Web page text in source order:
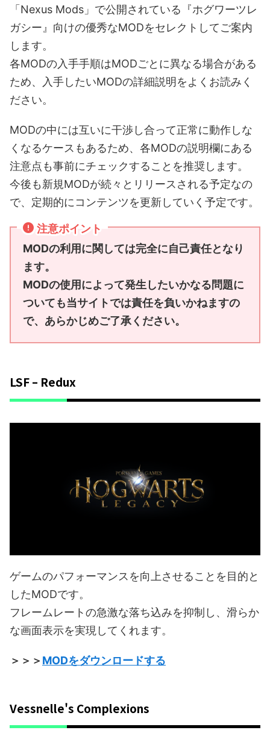
「Nexus Mods」で公開されている『ホグワーツレ
ガシー』向けの優秀なMODをセレクトしてご案内
します。
各MODの入手手順はMODごとに異なる場合がある
ため、入手したいMODの詳細説明をよくお読みく
ださい。
MODの中には互いに干渉し合って正常に動作しな
くなるケースもあるため、各MODの説明欄にある
注意点も事前にチェックすることを推奨します。
今後も新規MODが続々とリリースされる予定なの
で、定期的にコンテンツを更新していく予定です。
注意ポイント
MODの利用に関しては完全に自己責任となり
ます。
MODの使用によって発生したいかなる問題に
ついても当サイトでは責任を負いかねますの
で、あらかじめご了承ください。
LSF – Redux
ゲームのパフォーマンスを向上させることを目的と
したMODです。
フレームレートの急激な落ち込みを抑制し、滑らか
な画面表示を実現してくれます。
＞＞＞MODをダウンロードする
Vessnelle's Complexions